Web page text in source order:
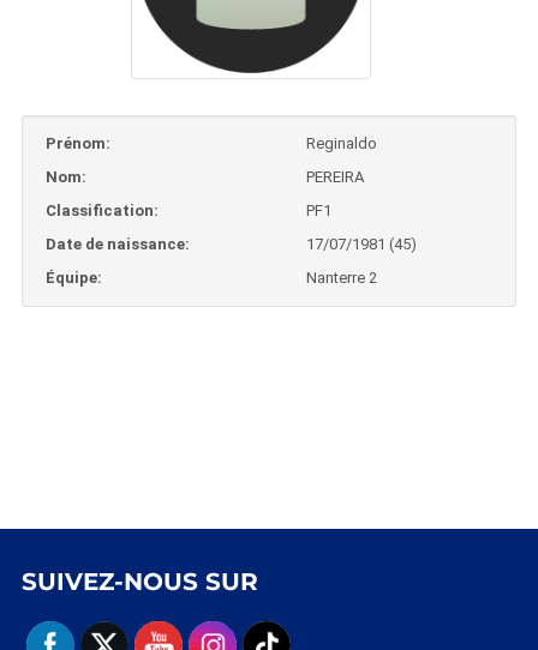
Prénom:
Reginaldo
Nom:
PEREIRA
Classification:
PF1
Date de naissance:
17/07/1981 (45)
Équipe:
Nanterre 2
SUIVEZ-NOUS SUR